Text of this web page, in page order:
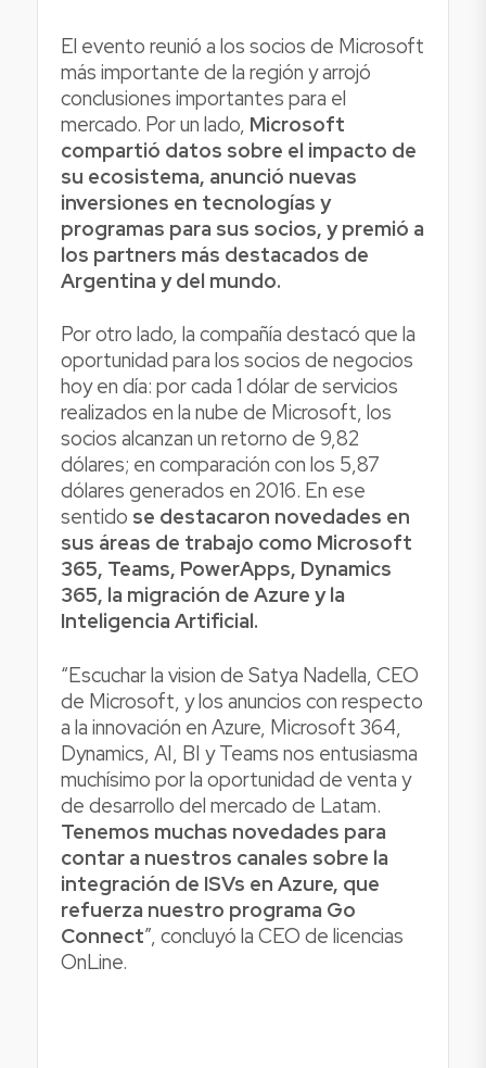
El evento reunió a los socios de Microsoft
más importante de la región y arrojó
conclusiones importantes para el
mercado. Por un lado, Microsoft
compartió datos sobre el impacto de
su ecosistema, anunció nuevas
inversiones en tecnologías y
programas para sus socios, y premió a
los partners más destacados de
Argentina y del mundo.
Por otro lado, la compañía destacó que la
oportunidad para los socios de negocios
hoy en día: por cada 1 dólar de servicios
realizados en la nube de Microsoft, los
socios alcanzan un retorno de 9,82
dólares; en comparación con los 5,87
dólares generados en 2016. En ese
sentido se destacaron novedades en
sus áreas de trabajo como Microsoft
365, Teams, PowerApps, Dynamics
365, la migración de Azure y la
Inteligencia Artificial.
“Escuchar la vision de Satya Nadella, CEO
de Microsoft, y los anuncios con respecto
a la innovación en Azure, Microsoft 364,
Dynamics, AI, BI y Teams nos entusiasma
muchísimo por la oportunidad de venta y
de desarrollo del mercado de Latam.
Tenemos muchas novedades para
contar a nuestros canales sobre la
integración de ISVs en Azure, que
refuerza nuestro programa Go
Connect”, concluyó la CEO de licencias
OnLine.